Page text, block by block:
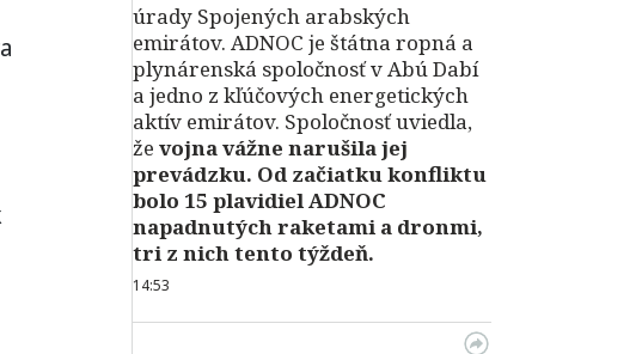
úrady Spojených arabských
emirátov. ADNOC je štátna ropná a
plynárenská spoločnosť v Abú Dabí
a jedno z kľúčových energetických
aktív emirátov. Spoločnosť uviedla,
že vojna vážne narušila jej
prevádzku. Od začiatku konfliktu
bolo 15 plavidiel ADNOC
napadnutých raketami a dronmi,
tri z nich tento týždeň.
14:53